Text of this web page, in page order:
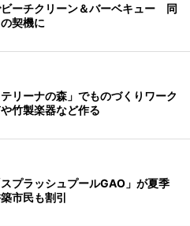
ーチクリーン＆バーベキュー 同
契機に
リーナの森」でものづくりワーク
竹製楽器など作る
プラッシュプールGAO」が夏季
市民も割引